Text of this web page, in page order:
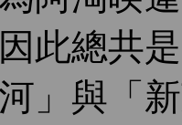
因此總共
河」與「